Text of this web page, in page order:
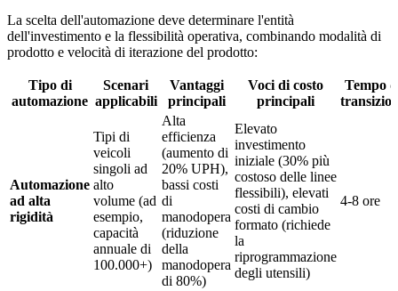
La scelta dell'automazione deve determinare l'entità
dell'investimento e la flessibilità operativa, combinando modalità di
prodotto e velocità di iterazione del prodotto:
Tipo di
automazione
Scenari
applicabili
Vantaggi
principali
Voci di costo
principali
Tempo
Automazione
ad alta
rigidità
Tipi di
veicoli
singoli ad
alto
volume (ad
esempio,
capacità
annuale di
100.000+)
Alta
efficienza
(aumento di
20% UPH),
bassi costi
di
manodopera
(riduzione
della
manodopera
di 80%)
Elevato
investimento
iniziale (30% più
costoso delle linee
flessibili), elevati
costi di cambio
formato (richiede
la
riprogrammazione
degli utensili)
4-8 ore